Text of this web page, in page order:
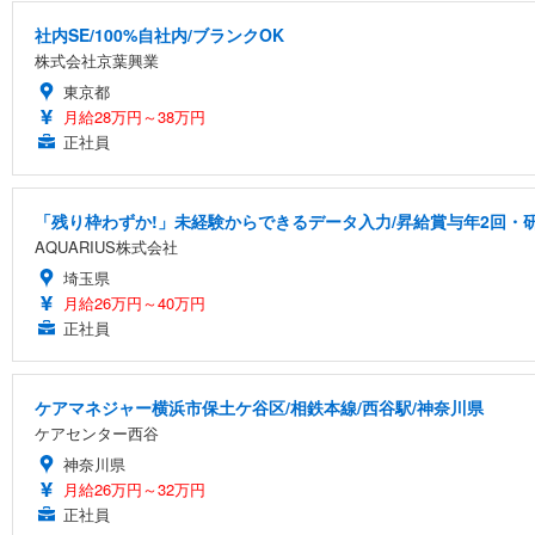
社内SE/100%自社内/ブランクOK
株式会社京葉興業
東京都
月給28万円～38万円
正社員
「残り枠わずか!」未経験からできるデータ入力/昇給賞与年2回・
AQUARIUS株式会社
埼玉県
月給26万円～40万円
正社員
ケアマネジャー横浜市保土ケ谷区/相鉄本線/西谷駅/神奈川県
ケアセンター西谷
神奈川県
月給26万円～32万円
正社員